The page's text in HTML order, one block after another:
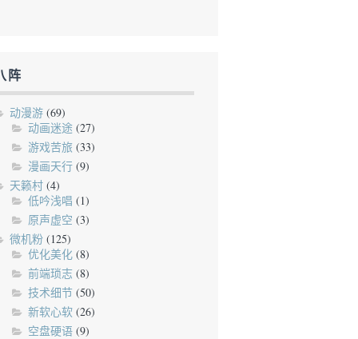
阵
动漫游(69)
动画迷途(27)
游戏苦旅(33)
漫画天行(9)
天籁村(4)
低吟浅唱 (1)
原声虚空 (3)
微机粉(125)
优化美化(8)
前端琐志(8)
技术细节(50)
新软心软(26)
空盘硬语(9)